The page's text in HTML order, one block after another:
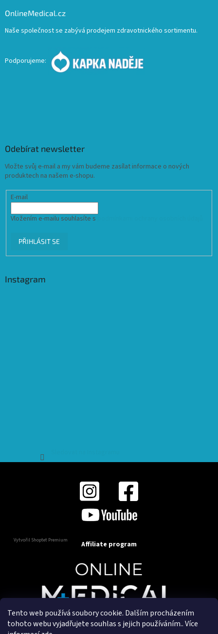
Tento web používá soubory cookie. Dalším procházením
tohoto webu vyjadřujete souhlas s jejich používáním.. Více
OnlineMedical.cz
Naše společnost se zabývá prodejem zdravotnického sortimentu.
Podporujeme:
Odebírat newsletter
Vložte svůj e-mail a my vám budeme zasílat informace o nových
produktech na našem e-shopu.
E-mail
Vložením e-mailu souhlasíte s
PŘIHLÁSIT SE
Instagram
Vytvořil Shoptet Premium Affiliate program
Copyright 2025OnlineMedical.cz. Všechna práva